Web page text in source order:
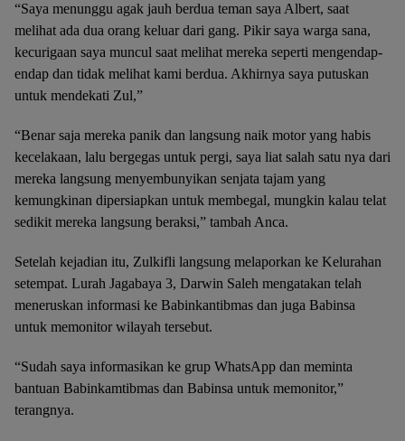
“Saya menunggu agak jauh berdua teman saya Albert, saat
melihat ada dua orang keluar dari gang. Pikir saya warga sana,
kecurigaan saya muncul saat melihat mereka seperti mengendap-
endap dan tidak melihat kami berdua. Akhirnya saya putuskan
untuk mendekati Zul,”
“Benar saja mereka panik dan langsung naik motor yang habis
kecelakaan, lalu bergegas untuk pergi, saya liat salah satu nya dari
mereka langsung menyembunyikan senjata tajam yang
kemungkinan dipersiapkan untuk membegal, mungkin kalau telat
sedikit mereka langsung beraksi,” tambah Anca.
Setelah kejadian itu, Zulkifli langsung melaporkan ke Kelurahan
setempat. Lurah Jagabaya 3, Darwin Saleh mengatakan telah
meneruskan informasi ke Babinkantibmas dan juga Babinsa
untuk memonitor wilayah tersebut.
“Sudah saya informasikan ke grup WhatsApp dan meminta
bantuan Babinkamtibmas dan Babinsa untuk memonitor,”
terangnya.